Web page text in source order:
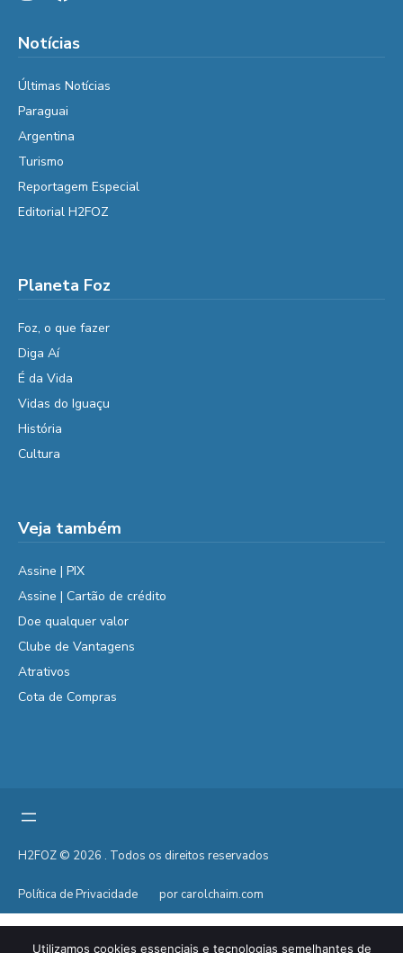
Notícias
Últimas Notícias
Paraguai
Argentina
Turismo
Reportagem Especial
Editorial H2FOZ
Planeta Foz
Foz, o que fazer
Diga Aí
É da Vida
Vidas do Iguaçu
História
Cultura
Veja também
Assine | PIX
Assine | Cartão de crédito
Doe qualquer valor
Clube de Vantagens
Atrativos
Cota de Compras
H2FOZ © 2026 . Todos os direitos reservados
Política de Privacidade por carolchaim.com
Utilizamos cookies essenciais e tecnologias semelhantes de